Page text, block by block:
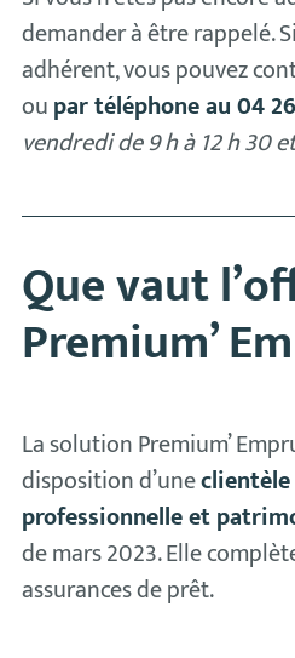
demander à être rappelé.
adhérent, vous pouvez
oupar téléphone au 04
vendredi de 9 h à 12 h 30
Que vaut
Premium’
La solution Premium’
disposition d’une
professionnelle et
de mars 2023. Elle
assurances de prêt.